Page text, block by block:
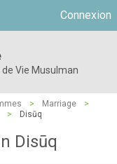
Connexion
Vie Musulman
> Marriage
>
> Disūq
Disūq